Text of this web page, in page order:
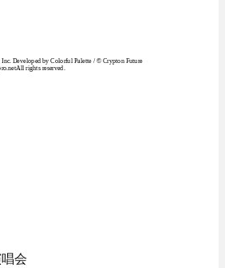
Developed by Colorful Palette / © Crypton Future
rights reserved.
会